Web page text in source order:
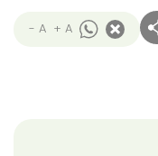
- A + A